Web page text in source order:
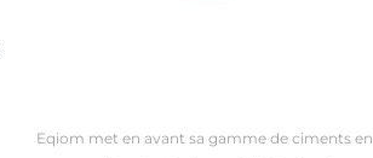
Eqiom met en avant sa gamme de ciments en